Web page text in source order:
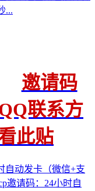
...
邀请码
联系方
此贴
自动发卡（微信+支
邀请码：24小时自